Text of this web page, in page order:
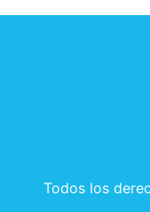
Todos los